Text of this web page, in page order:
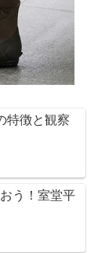
特徴と観察
う！室堂平